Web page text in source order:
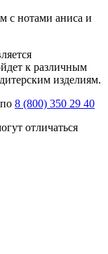
с нотами аниса и
к различным
изделиям.
8 (800) 350 29 40
отличаться